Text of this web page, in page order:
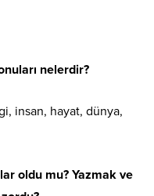
nelerdir?
insan, hayat, dünya,
oldu mu? Yazmak ve